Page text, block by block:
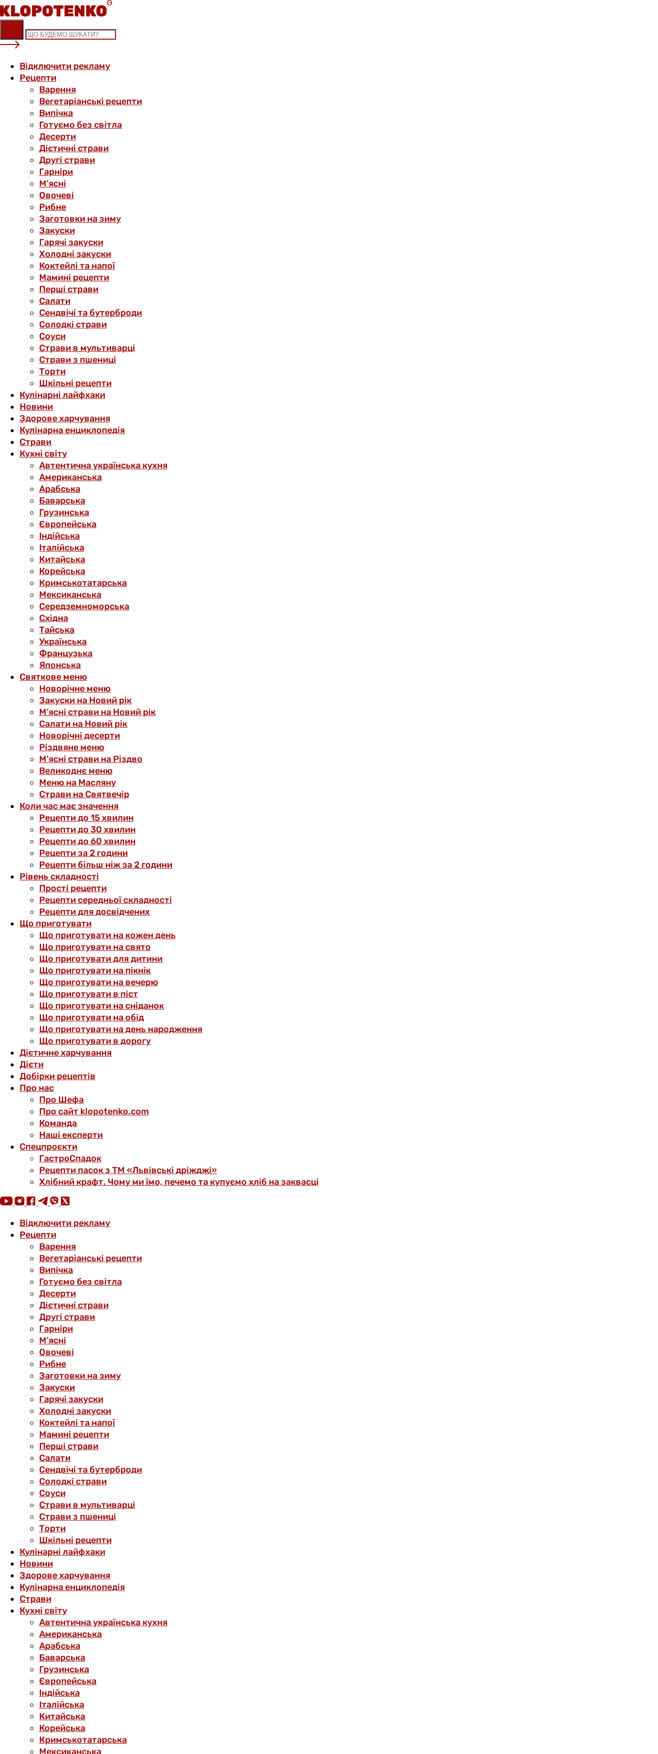
Skip
to
content
Відключити рекламу
Рецепти
Варення
Вегетаріанські рецепти
Випічка
Готуємо без світла
Десерти
Дієтичні страви
Другі страви
Гарніри
М’ясні
Овочеві
Рибне
Заготовки на зиму
Закуски
Гарячі закуски
Холодні закуски
Коктейлі та напої
Мамині рецепти
Перші страви
Салати
Сендвічі та бутерброди
Солодкі страви
Соуси
Страви в мультиварці
Страви з пшениці
Торти
Шкільні рецепти
Кулінарні лайфхаки
Новини
Здорове харчування
Кулінарна енциклопедія
Страви
Кухні світу
Автентична українська кухня
Американська
Арабська
Баварська
Грузинська
Європейська
Індійська
Італійська
Китайська
Корейська
Кримськотатарська
Мексиканська
Середземноморська
Східна
Тайська
Українська
Французька
Японська
Святкове меню
Новорічне меню
Закуски на Новий рік
М’ясні страви на Новий рік
Салати на Новий рік
Новорічні десерти
Різдвяне меню
М’ясні страви на Різдво
Великоднє меню
Меню на Масляну
Страви на Святвечір
Коли час має значення
Рецепти до 15 хвилин
Рецепти до 30 хвилин
Рецепти до 60 хвилин
Рецепти за 2 години
Рецепти більш ніж за 2 години
Рівень складності
Прості рецепти
Рецепти середньої складності
Рецепти для досвідчених
Що приготувати
Що приготувати на кожен день
Що приготувати на свято
Що приготувати для дитини
Що приготувати на пікнік
Що приготувати на вечерю
Що приготувати в піст
Що приготувати на сніданок
Що приготувати на обід
Що приготувати на день народження
Що приготувати в дорогу
Дієтичне харчування
Дієти
Добірки рецептів
Про нас
Про Шефа
Про сайт klopotenko.com
Команда
Наші експерти
Спецпроєкти
ГастроСпадок
Рецепти пасок з ТМ «Львівські дріжджі»
Хлібний крафт. Чому ми їмо, печемо та купуємо хліб на заквасці
Відключити рекламу
Рецепти
Варення
Вегетаріанські рецепти
Випічка
Готуємо без світла
Десерти
Дієтичні страви
Другі страви
Гарніри
М’ясні
Овочеві
Рибне
Заготовки на зиму
Закуски
Гарячі закуски
Холодні закуски
Коктейлі та напої
Мамині рецепти
Перші страви
Салати
Сендвічі та бутерброди
Солодкі страви
Соуси
Страви в мультиварці
Страви з пшениці
Торти
Шкільні рецепти
Кулінарні лайфхаки
Новини
Здорове харчування
Кулінарна енциклопедія
Страви
Кухні світу
Автентична українська кухня
Американська
Арабська
Баварська
Грузинська
Європейська
Індійська
Італійська
Китайська
Корейська
Кримськотатарська
Мексиканська